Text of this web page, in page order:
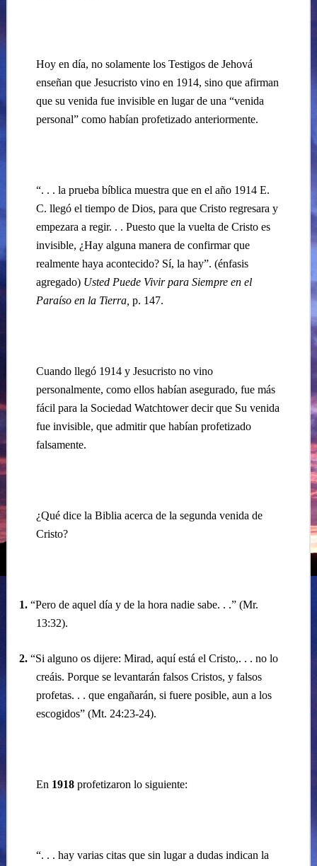
Hoy en día, no solamente los Testigos de Jehová
enseñan que Jesucristo vino en 1914, sino que afirman
que su venida fue invisible en lugar de una “venida
personal” como habían profetizado anteriormente.
“. . . la prueba bíblica muestra que en el año 1914 E.
C. llegó el tiempo de Dios, para que Cristo regresara y
empezara a regir. . . Puesto que la vuelta de Cristo es
invisible, ¿Hay alguna manera de confirmar que
realmente haya acontecido? Sí, la hay”. (énfasis
agregado) Usted Puede Vivir para Siempre en el
Paraíso en la Tierra, p. 147.
Cuando llegó 1914 y Jesucristo no vino
personalmente, como ellos habían asegurado, fue más
fácil para la Sociedad Watchtower decir que Su venida
fue invisible, que admitir que habían profetizado
falsamente.
¿Qué dice la Biblia acerca de la segunda venida de
Cristo?
1. “Pero de aquel día y de la hora nadie sabe. . .” (Mr.
13:32).
2. “Si alguno os dijere: Mirad, aquí está el Cristo,. . . no lo
creáis. Porque se levantarán falsos Cristos, y falsos
profetas. . . que engañarán, si fuere posible, aun a los
escogidos” (Mt. 24:23-24).
En 1918profetizaron lo siguiente:
“. . . hay varias citas que sin lugar a dudas indican la